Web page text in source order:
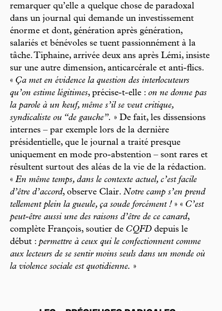
remarquer qu’elle a quelque chose de paradoxal
dans un journal qui demande un investissement
énorme et dont, génération après génération,
salariés et bénévoles se tuent passionnément à la
tâche. Tiphaine, arrivée deux ans après Lémi, insiste
sur une autre dimension, anticarcérale et anti-flics.
« Ça met en évidence la question des interlocuteurs
qu’on estime légitimes, précise-t-elle : on ne donne pas
la parole à un keuf, même s’il se veut critique,
syndicaliste ou “de gauche”. » De fait, les dissensions
internes – par exemple lors de la dernière
présidentielle, que le journal a traité presque
uniquement en mode pro-abstention – sont rares et
résultent surtout des aléas de la vie de la rédaction.
« En même temps, dans le contexte actuel, c’est facile
d’être d’accord, observe Clair. Notre camp s’en prend
tellement plein la gueule, ça soude forcément ! » « C’est
peut-être aussi une des raisons d’être de ce canard,
complète François, soutier de CQFD depuis le
début : permettre à ceux qui le confectionnent comme
aux lecteurs de se sentir moins seuls dans un monde où
la violence sociale est quotidienne. »